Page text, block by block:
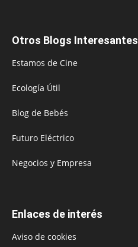
Otros Blogs Interesantes
Estamos de Cine
Ecología Útil
Blog de Bebés
Futuro Eléctrico
Negocios y Empresa
Enlaces de interés
Aviso de cookies